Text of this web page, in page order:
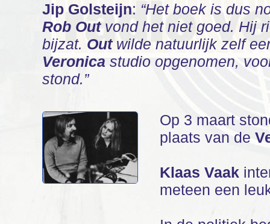
Jip Golsteijn: “Het boek is dus
Rob Outvond het niet goed. Hij
bijzat. Outwilde natuurlijk zelf
Veronica studio opgenomen,
stond.”
Op 3 maart
plaats van de
Klaas Vaak
meteen een